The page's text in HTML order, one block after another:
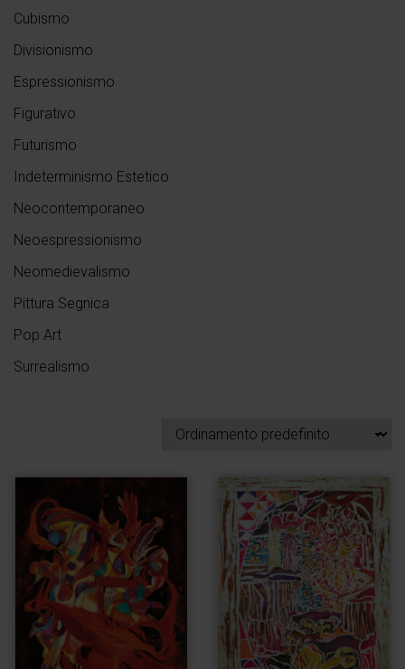
Cubismo
Divisionismo
Espressionismo
Figurativo
Futurismo
Indeterminismo Estetico
Neocontemporaneo
Neoespressionismo
Neomedievalismo
Pittura Segnica
Pop Art
Surrealismo